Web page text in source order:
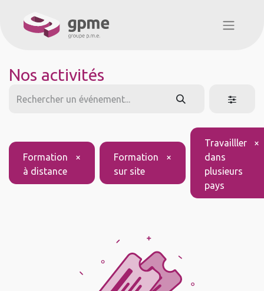
Nos activités
Formation
à distance
×
Formation
sur site
×
Travailller
dans
plusieurs
pays
×